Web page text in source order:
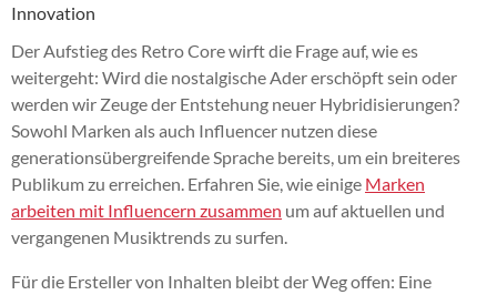
Innovation
Der Aufstieg des Retro Core wirft die Frage auf, wie es
weitergeht: Wird die nostalgische Ader erschöpft sein oder
werden wir Zeuge der Entstehung neuer Hybridisierungen?
Sowohl Marken als auch Influencer nutzen diese
generationsübergreifende Sprache bereits, um ein breiteres
Publikum zu erreichen. Erfahren Sie, wie einige Marken
arbeiten mit Influencern zusammen um auf aktuellen und
vergangenen Musiktrends zu surfen.
Für die Ersteller von Inhalten bleibt der Weg offen: Eine